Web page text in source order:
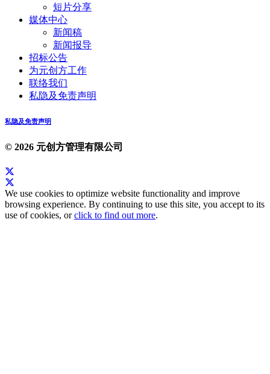
短片分享
媒体中心
新闻稿
新闻报导
招标公告
为元创方工作
联络我们
私隐及免责声明
私隐及免责声明
© 2026 元创方管理有限公司
We use cookies to optimize website functionality and improve
browsing experience. By continuing to use this site, you accept to its
use of cookies, orclick to find out more.